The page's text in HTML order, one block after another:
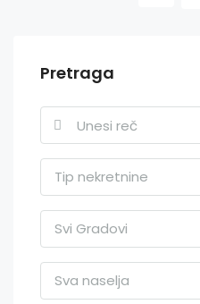
Pretraga
Tip nekretnine
Svi Gradovi
Sva naselja